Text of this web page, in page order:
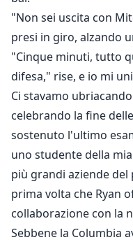
Ma il destino ha altri
Katherine sta per
miliardario che
del paese ed è noto
Riuscirà Kate a
attraente, potente e
Leggi per scoprire una
l'incontrollabile
"Non sei uscita con
presi in giro, alzando
"Cinque minuti, tutto
difesa," rise, e io mi
Ci stavamo
celebrando la fine
sostenuto l'ultimo
uno studente della
più grandi aziende del
prima volta che Ryan
collaborazione con la
Sebbene la Columbia